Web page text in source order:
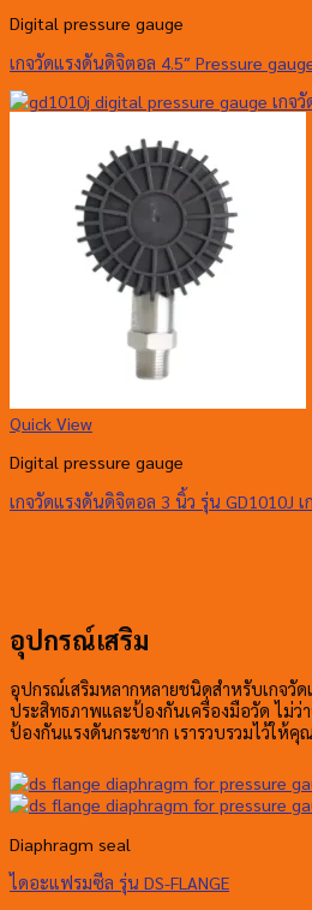
Digital pressure gauge
เกจวัดแรงดันดิจิตอล 4.5″ Pressure
Quick View
Digital pressure gauge
เกจวัดแรงดันดิจิตอล 3 นิ้ว รุ่น GD1010J เ
อุปกรณ์เสริม
อุปกรณ์เสริมหลากหลายชนิดสำหรับเกจวั
ประสิทธภาพและป้องกันเครื่องมือวัด ไม่
ป้องกันแรงดันกระชาก เรารวบรวมไว้ให้คุ
Diaphragm seal
ไดอะแฟรมซีล รุ่น DS-FLANGE